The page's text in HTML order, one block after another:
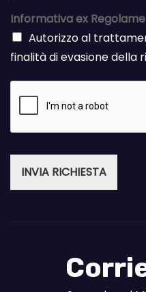
Informativa ex
Autorizzo al
finalità di evasione della
INVIA RICHIESTA